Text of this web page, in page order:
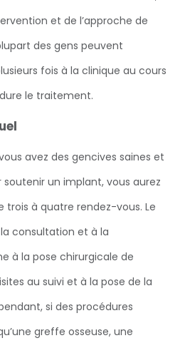
et de l’approche de
des gens peuvent
fois à la clinique au cours
le traitement.
avez des gencives saines et
un implant, vous aurez
trois à quatre rendez-vous. Le
consultation et à la
à la pose chirurgicale de
au suivi et à la pose de la
si des procédures
greffe osseuse, une